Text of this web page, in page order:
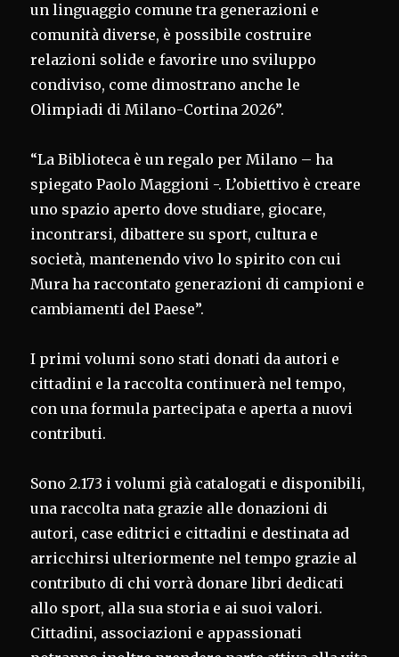
un linguaggio comune tra generazioni e
comunità diverse, è possibile costruire
relazioni solide e favorire uno sviluppo
condiviso, come dimostrano anche le
Olimpiadi di Milano-Cortina 2026”.
“La Biblioteca è un regalo per Milano – ha
spiegato Paolo Maggioni -. L’obiettivo è creare
uno spazio aperto dove studiare, giocare,
incontrarsi, dibattere su sport, cultura e
società, mantenendo vivo lo spirito con cui
Mura ha raccontato generazioni di campioni e
cambiamenti del Paese”.
I primi volumi sono stati donati da autori e
cittadini e la raccolta continuerà nel tempo,
con una formula partecipata e aperta a nuovi
contributi.
Sono 2.173 i volumi già catalogati e disponibili,
una raccolta nata grazie alle donazioni di
autori, case editrici e cittadini e destinata ad
arricchirsi ulteriormente nel tempo grazie al
contributo di chi vorrà donare libri dedicati
allo sport, alla sua storia e ai suoi valori.
Cittadini, associazioni e appassionati